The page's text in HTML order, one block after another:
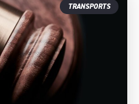
TRANSPORTS